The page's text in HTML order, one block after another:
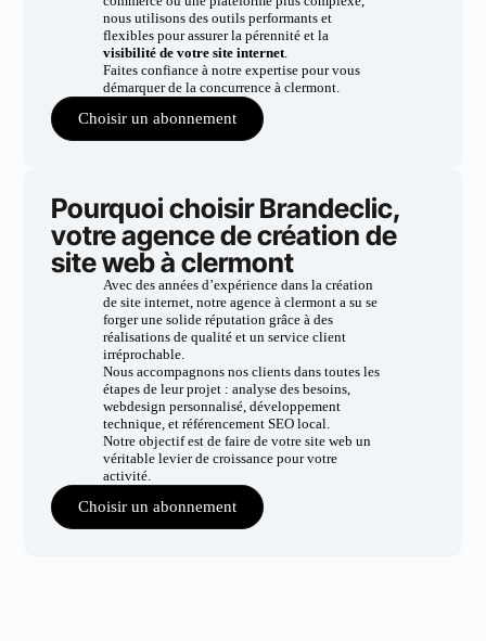
nous utilisons des outils performants et
flexibles pour assurer la pérennité et la
visibilité de votre site internet.
Faites confiance à notre expertise pour vous
démarquer de la concurrence à clermont.
Choisir un abonnement
Pourquoi choisir Brandeclic,
votre agence de création de
site web à clermont
Avec des années d’expérience dans la création
de site internet, notre agence à clermont a su se
forger une solide réputation grâce à des
réalisations de qualité et un service client
irréprochable.
Nous accompagnons nos clients dans toutes les
étapes de leur projet : analyse des besoins,
webdesign personnalisé, développement
technique, et référencement SEO local.
Notre objectif est de faire de votre site web un
véritable levier de croissance pour votre
activité.
Choisir un abonnement